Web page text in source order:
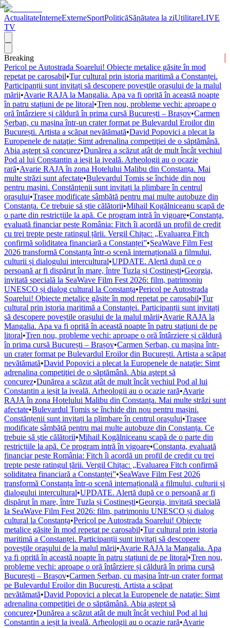
ActualitateInterneExterneSportPoliticăSănătatea la ziUtilitareLIVE
TV
Breaking
Pericol pe Autostrada Soarelui! Obiecte metalice găsite în mod
repetat pe carosabil•Tur cultural prin istoria maritimă a Constanței.
Participanții sunt invitați să descopere poveștile orașului de la malul
mării•Avarie RAJA la Mangalia. Apa va fi oprită în această noapte
în patru stațiuni de pe litoral•Tren nou, probleme vechi: aproape o
oră întârziere și căldură în prima cursă București – Brașov•Carmen
Șerban, cu mașina într-un crater format pe Bulevardul Eroilor din
București. Artista a scăpat nevătămată•David Popovici a plecat la
Europenele de nataţie: Simt adrenalina competiţiei de o săptămână.
Abia aştept să concurez•Dunărea a scăzut atât de mult încât vechiul
Pod al lui Constantin a ieșit la iveală. Arheologii au o ocazie
rară•Avarie RAJA în zona Hotelului Malibu din Constanța. Mai
multe străzi sunt afectate•Bulevardul Tomis se închide din nou
pentru mașini. Constănțenii sunt invitați la plimbare în centrul
orașului•Trasee modificate sâmbătă pentru mai multe autobuze din
Constanța. Ce trebuie să știe călătorii•Mihail Kogălniceanu scapă de
o parte din restricțiile la apă. Ce program intră în vigoare•Constanța,
evaluată financiar peste România: Fitch îi acordă un profil de credit
cu trei trepte peste ratingul țării. Vergil Chițac: „Evaluarea Fitch
confirmă soliditatea financiară a Constanței”•SeaWave Film Fest
2026 transformă Constanța într-o scenă internațională a filmului,
culturii și dialogului intercultural•UPDATE. Alertă după ce o
persoană ar fi dispărut în mare, între Tuzla și Costinești•Georgia,
invitată specială la SeaWave Film Fest 2026: film, patrimoniu
UNESCO și dialog cultural la Constanța•Pericol pe Autostrada
Soarelui! Obiecte metalice găsite în mod repetat pe carosabil•Tur
cultural prin istoria maritimă a Constanței. Participanții sunt invitați
să descopere poveștile orașului de la malul mării•Avarie RAJA la
Mangalia. Apa va fi oprită în această noapte în patru stațiuni de pe
litoral•Tren nou, probleme vechi: aproape o oră întârziere și căldură
în prima cursă București – Brașov•Carmen Șerban, cu mașina într-
un crater format pe Bulevardul Eroilor din București. Artista a scăpat
nevătămată•David Popovici a plecat la Europenele de nataţie: Simt
adrenalina competiţiei de o săptămână. Abia aştept să
concurez•Dunărea a scăzut atât de mult încât vechiul Pod al lui
Constantin a ieșit la iveală. Arheologii au o ocazie rară•Avarie
RAJA în zona Hotelului Malibu din Constanța. Mai multe străzi sunt
afectate•Bulevardul Tomis se închide din nou pentru mașini.
Constănțenii sunt invitați la plimbare în centrul orașului•Trasee
modificate sâmbătă pentru mai multe autobuze din Constanța. Ce
trebuie să știe călătorii•Mihail Kogălniceanu scapă de o parte din
restricțiile la apă. Ce program intră în vigoare•Constanța, evaluată
financiar peste România: Fitch îi acordă un profil de credit cu trei
trepte peste ratingul țării. Vergil Chițac: „Evaluarea Fitch confirmă
soliditatea financiară a Constanței”•SeaWave Film Fest 2026
transformă Constanța într-o scenă internațională a filmului, culturii și
dialogului intercultural•UPDATE. Alertă după ce o persoană ar fi
dispărut în mare, între Tuzla și Costinești•Georgia, invitată specială
la SeaWave Film Fest 2026: film, patrimoniu UNESCO și dialog
cultural la Constanța•Pericol pe Autostrada Soarelui! Obiecte
metalice găsite în mod repetat pe carosabil•Tur cultural prin istoria
maritimă a Constanței. Participanții sunt invitați să descopere
poveștile orașului de la malul mării•Avarie RAJA la Mangalia. Apa
va fi oprită în această noapte în patru stațiuni de pe litoral•Tren nou,
probleme vechi: aproape o oră întârziere și căldură în prima cursă
București – Brașov•Carmen Șerban, cu mașina într-un crater format
pe Bulevardul Eroilor din București. Artista a scăpat
nevătămată•David Popovici a plecat la Europenele de nataţie: Simt
adrenalina competiţiei de o săptămână. Abia aştept să
concurez•Dunărea a scăzut atât de mult încât vechiul Pod al lui
Constantin a ieșit la iveală. Arheologii au o ocazie rară•Avarie